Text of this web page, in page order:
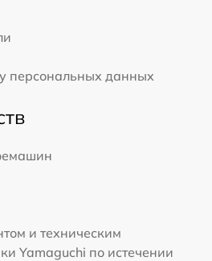
персональных данных
и техническим
Yamaguchi по истечении